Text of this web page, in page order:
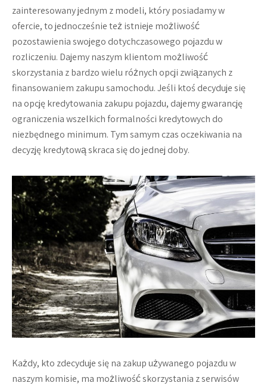
zainteresowany jednym z modeli, który posiadamy w
ofercie, to jednocześnie też istnieje możliwość
pozostawienia swojego dotychczasowego pojazdu w
rozliczeniu. Dajemy naszym klientom możliwość
skorzystania z bardzo wielu różnych opcji związanych z
finansowaniem zakupu samochodu. Jeśli ktoś decyduje się
na opcję kredytowania zakupu pojazdu, dajemy gwarancję
ograniczenia wszelkich formalności kredytowych do
niezbędnego minimum. Tym samym czas oczekiwania na
decyzję kredytową skraca się do jednej doby.
Każdy, kto zdecyduje się na zakup używanego pojazdu w
naszym komisie, ma możliwość skorzystania z serwisów